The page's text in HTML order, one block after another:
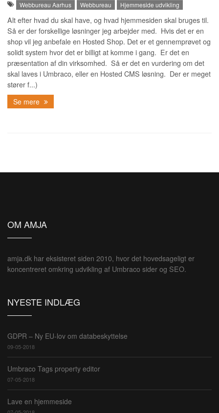
Webbureau Aarhus Webbureau Hjemmeside udvikling
Alt efter hvad du skal have, og hvad hjemmesiden skal bruges til.
Så er der forskellige løsninger jeg arbejder med. Hvis det er en
shop vil jeg anbefale en Hosted Shop. Det er et gennemprøvet og
solidt system hvor det er billigt at komme i gang. Er det en
præsentation af din virksomhed. Så er det en vurdering om det
skal laves i Umbraco, eller en Hosted CMS løsning. Der er meget
stører f...)
Se mere
OM AMJA
amja.dk har eksisteret siden 2010, hvor det hovedsageligt er
koncentreret omkring udvikling af Umbraco sider og SEO.
NYESTE INDLÆG
GDPR – Ny EU-lov om databeskyttelse
09-05-2018
Umbraco Tags property editor
07-05-2018
Lave en hjemmeside